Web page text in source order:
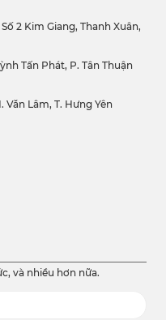
2 Kim Giang, Thanh Xuân,
Tấn Phát, P. Tân Thuận
Văn Lâm, T. Hưng Yên
và nhiều hơn nữa.